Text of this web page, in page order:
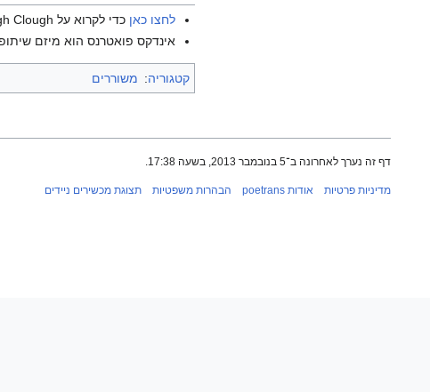
לחצו כאן כדי לקרוא על Arthur Hugh Clough בוויקיפדיה האנגלית.
אינדקס פואטרנס הוא מיזם
קטגוריה: משוררים
דף זה נערך לאחרונה ב־5 בנובמבר 2013, בשעה 17:38.
מדיניות פרטיות אודות poetrans הבהרות משפטיות תצוגת מכשירים ניידים